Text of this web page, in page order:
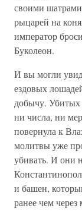
своими
рыцарей на
император
Буколеон.
И вы могли
ездовых
добычу.
ни числа, ни
повернула к
молитвы уже
убивать. И они
и башен,
ранее чем через